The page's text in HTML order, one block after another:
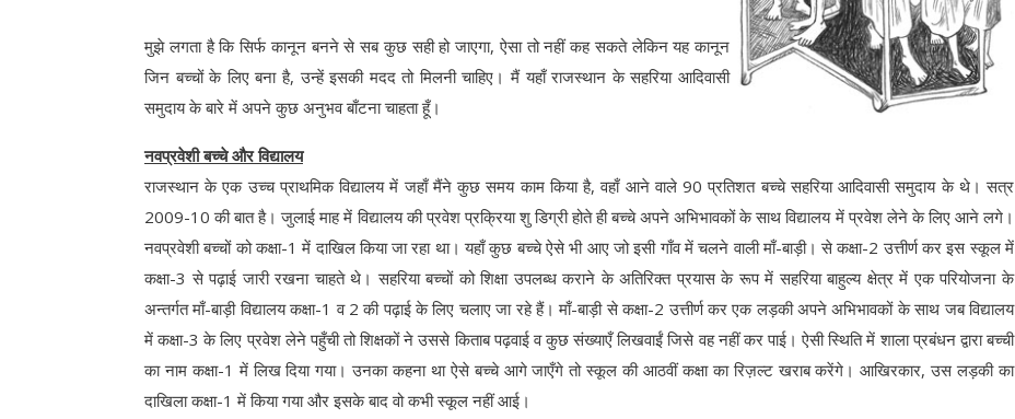
मुझे लगता है कि सिर्फ कानून बनने से सब कुछ सही हो जाएगा, ऐसा तो नहीं कह सकते लेकिन यह कानून
जिन बच्चों के लिए बना है, उन्हें इसकी मदद तो मिलनी चाहिए। मैं यहाँ राजस्थान के सहरिया आदिवासी
समुदाय के बारे में अपने कुछ अनुभव बाँटना चाहता हूँ।
नवप्रवेशी बच्चे और विद्यालय
राजस्थान के एक उच्च प्राथमिक विद्यालय में जहाँ मैंने कुछ समय काम किया है, वहाँ आने वाले 90 प्रतिशत बच्चे सहरिया आदिवासी समुदाय के थे। सत्र
2009-10 की बात है। जुलाई माह में विद्यालय की प्रवेश प्रक्रिया शु डिग्री होते ही बच्चे अपने अभिभावकों के साथ विद्यालय में प्रवेश लेने के लिए आने लगे।
नवप्रवेशी बच्चों को कक्षा-1 में दाखिल किया जा रहा था। यहाँ कुछ बच्चे ऐसे भी आए जो इसी गाँव में चलने वाली माँ-बाड़ी। से कक्षा-2 उत्तीर्ण कर इस स्कूल में
कक्षा-3 से पढ़ाई जारी रखना चाहते थे। सहरिया बच्चों को शिक्षा उपलब्ध कराने के अतिरिक्त प्रयास के रूप में सहरिया बाहुल्य क्षेत्र में एक परियोजना के
अन्तर्गत माँ-बाड़ी विद्यालय कक्षा-1 व 2 की पढ़ाई के लिए चलाए जा रहे हैं। माँ-बाड़ी से कक्षा-2 उत्तीर्ण कर एक लड़की अपने अभिभावकों के साथ जब विद्यालय
में कक्षा-3 के लिए प्रवेश लेने पहुँची तो शिक्षकों ने उससे किताब पढ़वाई व कुछ संख्याएँ लिखवाईं जिसे वह नहीं कर पाई। ऐसी स्थिति में शाला प्रबंधन द्वारा बच्ची
का नाम कक्षा-1 में लिख दिया गया। उनका कहना था ऐसे बच्चे आगे जाएँगे तो स्कूल की आठवीं कक्षा का रिज़ल्ट खराब करेंगे। आखिरकार, उस लड़की का
दाखिला कक्षा-1 में किया गया और इसके बाद वो कभी स्कूल नहीं आई।